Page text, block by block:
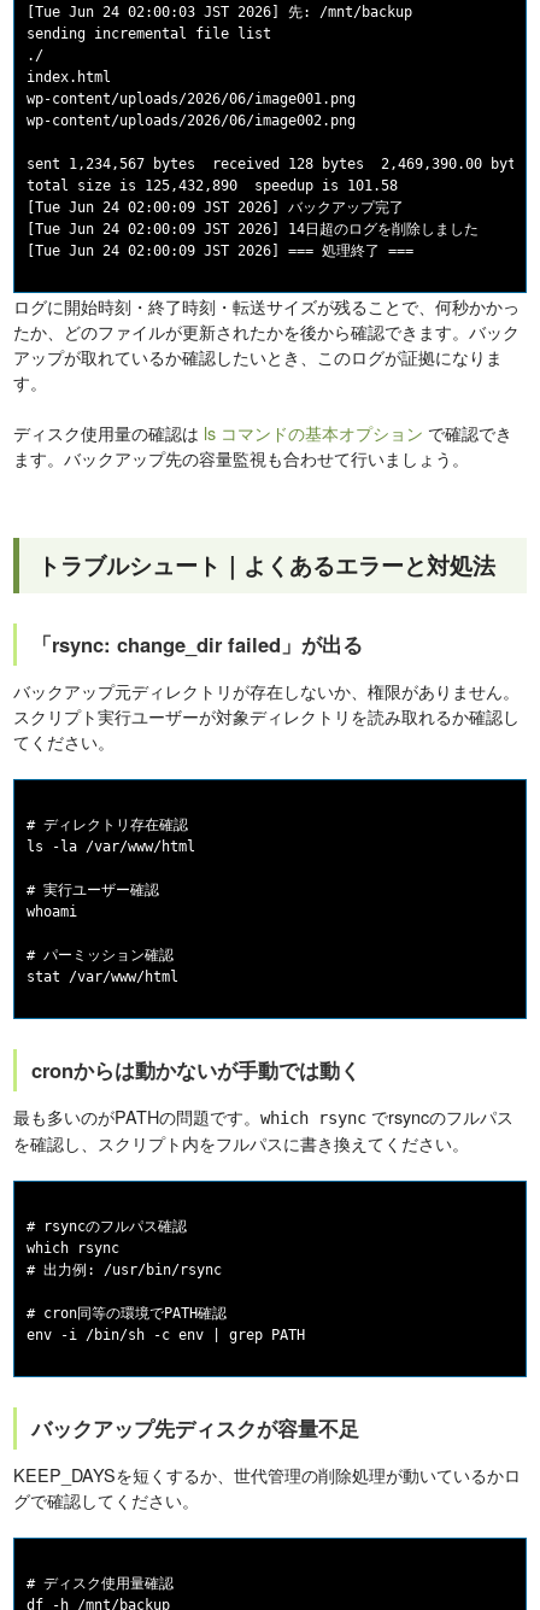
[Tue Jun 24 02:00:03 JST 2026] 先: /mnt/backup
sending incremental file list
./
index.html
wp-content/uploads/2026/06/image001.png
wp-content/uploads/2026/06/image002.png
sent 1,234,567 bytes  received 128 bytes  2,469,390.00
total size is 125,432,890  speedup is 101.58
[Tue Jun 24 02:00:09 JST 2026] バックアップ完了
[Tue Jun 24 02:00:09 JST 2026] 14日超のログを削除しました
ログに開始時刻・終了時刻・転送サイズが残ることで、何秒かかっ
たか、どのファイルが更新されたかを後から確認できます。バック
アップが取れているか確認したいとき、このログが証拠になりま
す。
ディスク使用量の確認は ls コマンドの基本オプション で確認でき
ます。バックアップ先の容量監視も合わせて行いましょう。
トラブルシュート｜よくあるエラーと対処法
「rsync: change_dir failed」が出る
バックアップ元ディレクトリが存在しないか、権限がありません。
スクリプト実行ユーザーが対象ディレクトリを読み取れるか確認し
てください。
# ディレクトリ存在確認
ls -la /var/www/html
# 実行ユーザー確認
whoami
# パーミッション確認
cronからは動かないが手動では動く
最も多いのがPATHの問題です。which rsync でrsyncのフルパス
を確認し、スクリプト内をフルパスに書き換えてください。
# rsyncのフルパス確認
which rsync
# 出力例: /usr/bin/rsync
# cron同等の環境でPATH確認
バックアップ先ディスクが容量不足
KEEP_DAYSを短くするか、世代管理の削除処理が動いているかロ
グで確認してください。
# ディスク使用量確認
df -h /mnt/backup